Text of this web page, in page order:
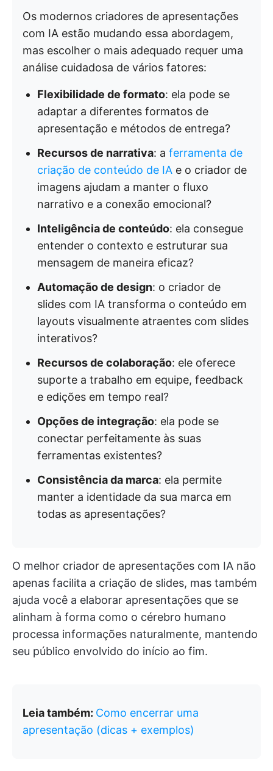
Os modernos criadores de apresentações
com IA estão mudando essa abordagem,
mas escolher o mais adequado requer uma
análise cuidadosa de vários fatores:
Flexibilidade de formato: ela pode se
adaptar a diferentes formatos de
apresentação e métodos de entrega?
Recursos de narrativa: a ferramenta de
criação de conteúdo de IA e o criador de
imagens ajudam a manter o fluxo
narrativo e a conexão emocional?
Inteligência de conteúdo: ela consegue
entender o contexto e estruturar sua
mensagem de maneira eficaz?
Automação de design: o criador de
slides com IA transforma o conteúdo em
layouts visualmente atraentes com slides
interativos?
Recursos de colaboração: ele oferece
suporte a trabalho em equipe, feedback
e edições em tempo real?
Opções de integração: ela pode se
conectar perfeitamente às suas
ferramentas existentes?
Consistência da marca: ela permite
manter a identidade da sua marca em
todas as apresentações?
O melhor criador de apresentações com IA não
apenas facilita a criação de slides, mas também
ajuda você a elaborar apresentações que se
alinham à forma como o cérebro humano
processa informações naturalmente, mantendo
seu público envolvido do início ao fim.
Leia também: Como encerrar uma
apresentação (dicas + exemplos)